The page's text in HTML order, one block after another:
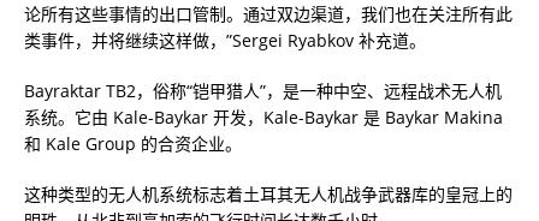
论所有这些事情的出口管制。通过双边渠道，我们也在关注所有此
类事件，并将继续这样做，”Sergei Ryabkov 补充道。
Bayraktar TB2，俗称“铠甲猎人”，是一种中空、远程战术无人机
系统。它由 Kale-Baykar 开发，Kale-Baykar 是 Baykar Makina
和 Kale Group 的合资企业。
这种类型的无人机系统标志着土耳其无人机战争武器库的皇冠上的